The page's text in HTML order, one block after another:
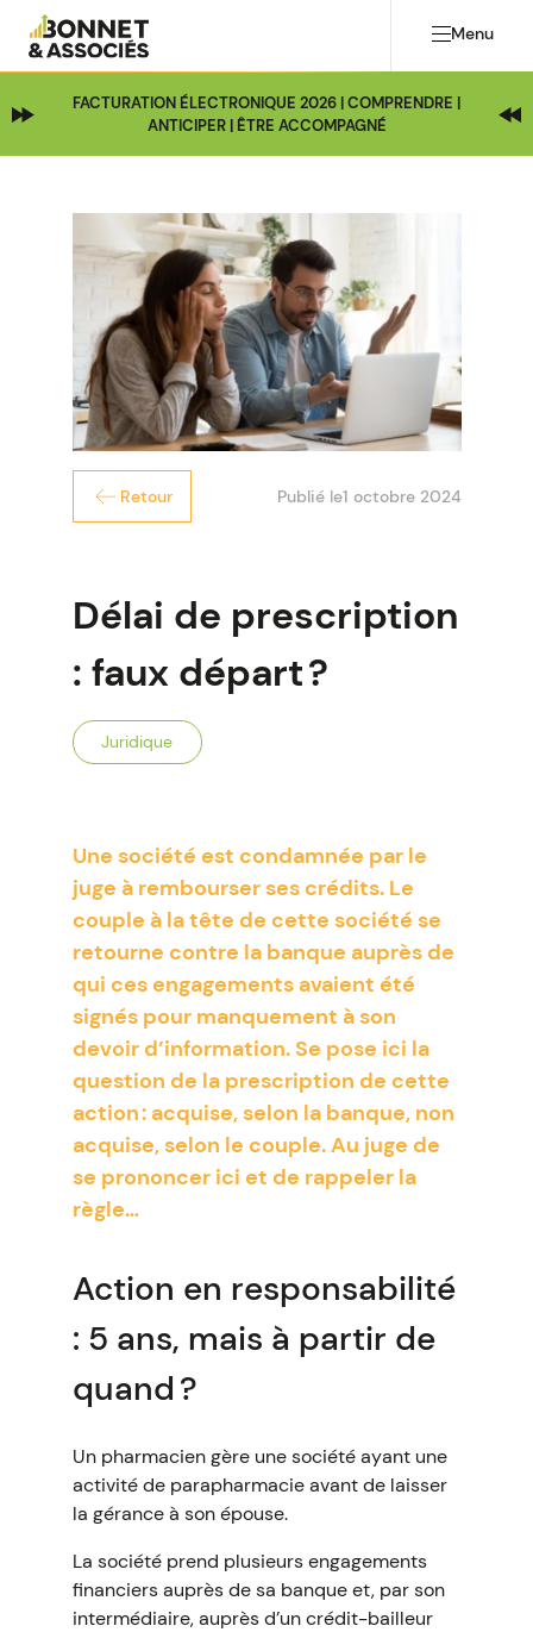
Menu
FACTURATION ÉLECTRONIQUE 2026 | COMPRENDRE |
ANTICIPER | ÊTRE ACCOMPAGNÉ
Retour Publié le1 octobre 2024
Délai de prescription
: faux départ ?
Juridique
Une société est condamnée par le
juge à rembourser ses crédits. Le
couple à la tête de cette société se
retourne contre la banque auprès de
qui ces engagements avaient été
signés pour manquement à son
devoir d’information. Se pose ici la
question de la prescription de cette
action : acquise, selon la banque, non
acquise, selon le couple. Au juge de
se prononcer ici et de rappeler la
règle…
Action en responsabilité
: 5 ans, mais à partir de
quand ?
Un pharmacien gère une société ayant une
activité de parapharmacie avant de laisser
la gérance à son épouse.
La société prend plusieurs engagements
financiers auprès de sa banque et, par son
intermédiaire, auprès d’un crédit-bailleur